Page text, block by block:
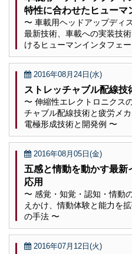
特性に合わせたヒューマ
〜 車載用ヘッドアップディ
最新技術、車載への実装技
けるヒューマンインタフェ
2016年08月24日(水)
ストレッチャブル配線技
〜 伸縮性エレクトロニクス
チャブル配線技術と疲労メ
電極形成技術と開発例 〜
2016年08月05日(金)
五感と情動を動かす最
応用
〜 感覚・知覚・認知・情動
えかけ、情動体験と能力を
の手法 〜
2016年07月12日(火)